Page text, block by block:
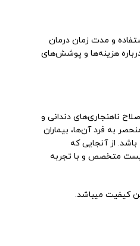
و مدت زمان درمان
هزینه‌ها و پوشش‌های
ناهنجاری‌های دندانی و
به فرد آن‌ها، بیماران
از آنجایی که
متخصص و با تجربه
كيفيت ميباشد.